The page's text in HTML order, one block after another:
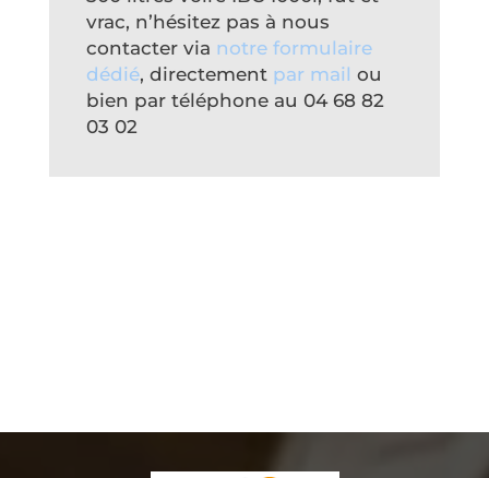
vrac, n’hésitez pas à nous
contacter via notre formulaire
dédié, directement par mail ou
bien par téléphone au 04 68 82
03 02